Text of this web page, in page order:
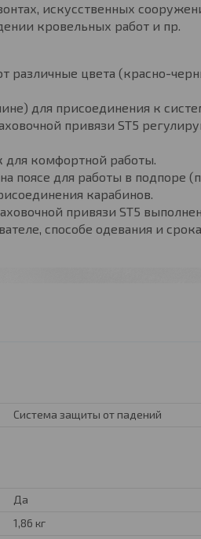
искусственных
кровельных работ и пр.
цвета (красно-
для присоединения к
привязи ST5
комфортной работы.
поясе для работы в подпоре
карабинов.
привязи ST5
способе одевания и
Система защиты от падений
Да
1,86 кг